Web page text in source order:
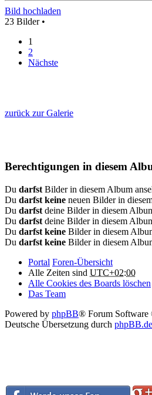
Bild hochladen
23 Bilder •
1
2
Nächste
zurück zur Galerie
Berechtigungen in diesem
Du darfst Bilder in diesem Album
Du darfst keine neuen Bilder in
Du darfst deine Bilder in diesem
Du darfst deine Bilder in diesem
Du darfst keine Bilder in diesem
Du darfst keine Bilder in diesem
Portal Foren-Übersicht
Alle Zeiten sind UTC+02:00
Alle Cookies des Boards löschen
Das Team
Powered by phpBB® Forum
Deutsche Übersetzung durch phpBB.de